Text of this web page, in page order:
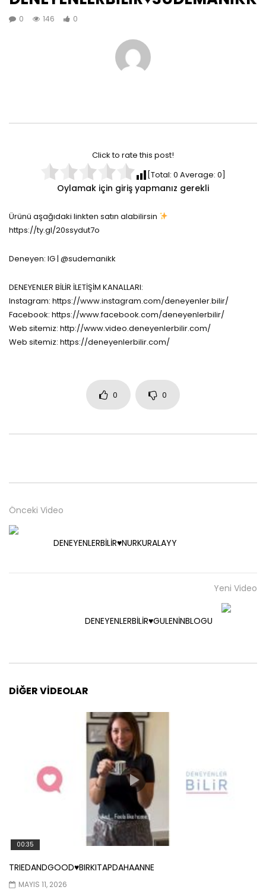
0 146 0
Click to rate this post!
[Total: 0 Average: 0]
Oylamak için giriş yapmanız gerekli
Ürünü aşağıdaki linkten satın alabilirsin
https://ty.gl/20ssydut7o
Deneyen: IG | @sudemanikk
DENEYENLER BİLİR İLETİŞİM KANALLARI:
Instagram: https://www.instagram.com/deneyenler.bilir/
Facebook: https://www.facebook.com/deneyenlerbilir/
Web sitemiz: http://www.video.deneyenlerbilir.com/
Web sitemiz: https://deneyenlerbilir.com/
0 0
Önceki Video
DENEYENLERBİLİR♥️NURKURALAYY
Yeni Video
DENEYENLERBİLİR♥️GULENİNBLOGU
DIĞER VIDEOLAR
00:35
TRIEDANDGOOD♥️BIRKITAPDAHAANNE
MAYIS 11, 2026